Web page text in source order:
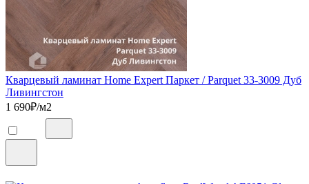
Кварцевый ламинат Home Expert Паркет / Parquet 33-3009 Дуб
Ливингстон
1 690₽/м2